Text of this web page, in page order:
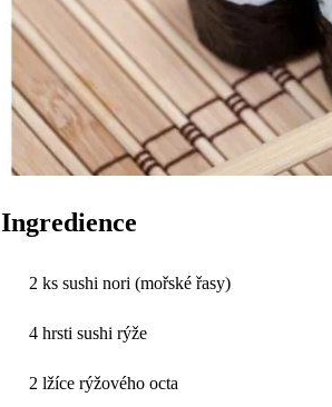
Ingredience
2 ks sushi nori (mořské řasy)
4 hrsti sushi rýže
2 lžíce rýžového octa